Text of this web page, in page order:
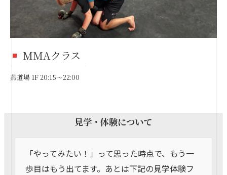
MMAクラス
燕道場 1F 20:15～22:00
見学・体験について
「やってみたい！」って思った時点で、もう一
歩目はもう出てます。あとは下記の見学体験フ